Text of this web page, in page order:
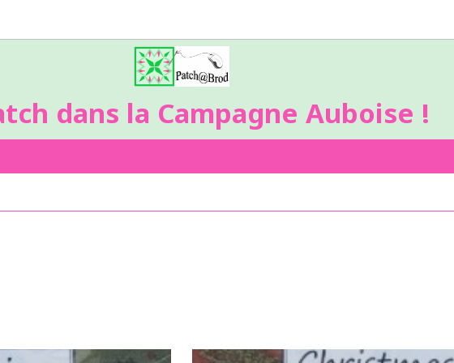
dans la Campagne Auboise !